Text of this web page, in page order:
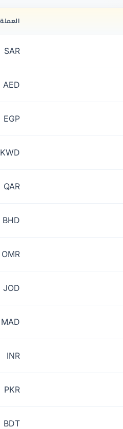
العملة
SAR
AED
EGP
KWD
QAR
BHD
OMR
JOD
MAD
INR
PKR
BDT